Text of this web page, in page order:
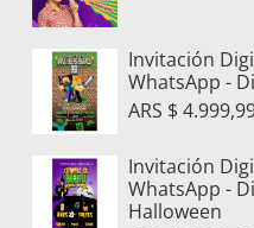
Invitación
WhatsApp -
ARS $
Invitación
WhatsApp -
Halloween